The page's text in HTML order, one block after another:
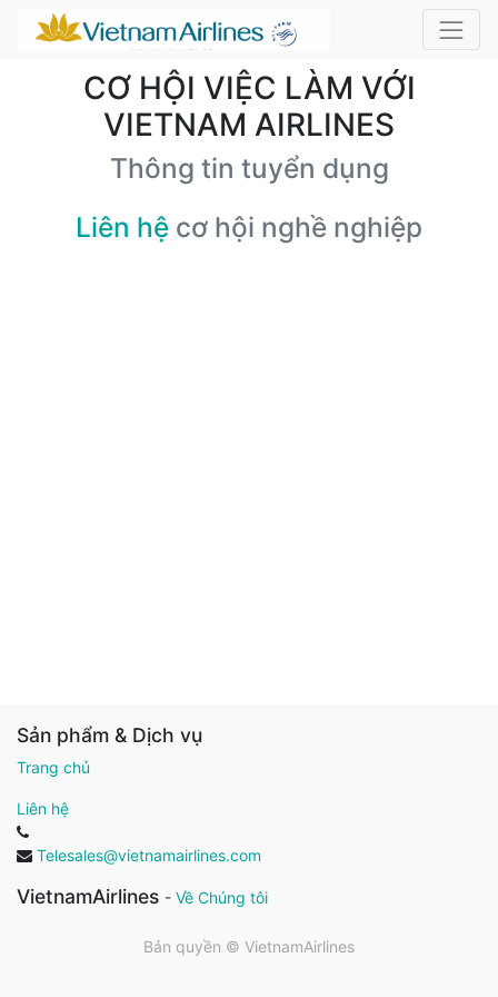
CƠ HỘI VIỆC LÀM VỚI
VIETNAM AIRLINES
Thông tin tuyển dụng
Liên hệ cơ hội nghề nghiệp
Sản phẩm & Dịch vụ
Trang chủ
Liên hệ
Telesales@vietnamairlines.com
VietnamAirlines - Về Chúng tôi
Bản quyền © VietnamAirlines